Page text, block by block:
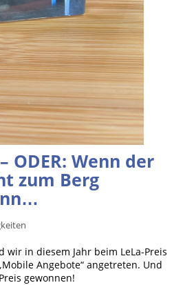
ODER: Wenn der
zum Berg
wir in diesem Jahr beim LeLa-Preis
Angebote“ angetreten. Und
gewonnen!